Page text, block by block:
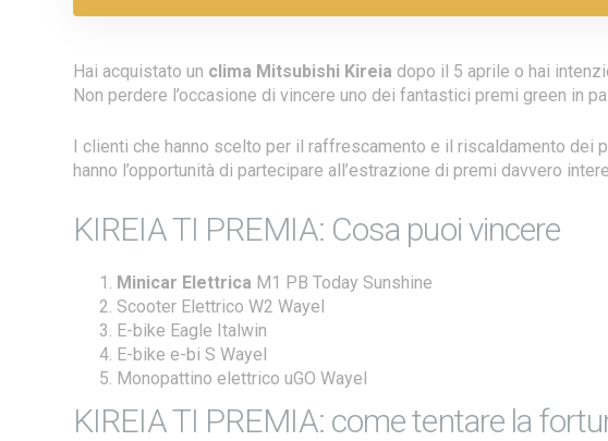
Hai acquistato un clima Mitsubishi Kireia dopo il 5 aprile o hai
Non perdere l’occasione di vincere uno dei fantastici premi green in
I clienti che hanno scelto per il raffrescamento e il riscaldamento dei
hanno l’opportunità di partecipare all’estrazione di premi davvero
KIREIA TI PREMIA: Cosa puoi vincere
Minicar Elettrica M1 PB Today Sunshine
Scooter Elettrico W2 Wayel
E-bike Eagle Italwin
E-bike e-bi S Wayel
Monopattino elettrico uGO Wayel
KIREIA TI PREMIA: come tentare la